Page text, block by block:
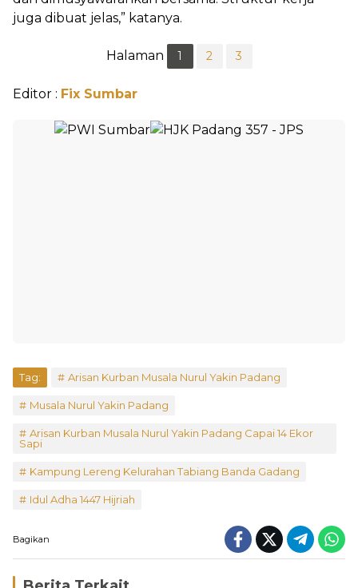
juga dibuat jelas,” katanya.
Halaman 1 2 3
Editor : Fix Sumbar
Tag: Arisan Kurban Musala Nurul Yakin Padang
Musala Nurul Yakin Padang
Arisan Kurban Musala Nurul Yakin Padang Capai 14 Ekor
Sapi
Kampung Lereng Kelurahan Tabiang Banda Gadang
Idul Adha 1447 Hijriah
Bagikan